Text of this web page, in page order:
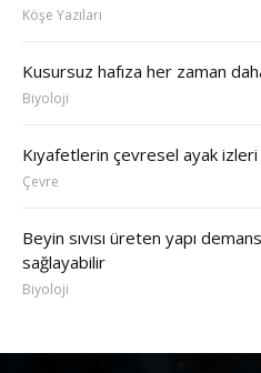
Köşe Yazıları
Kusursuz hafıza her zaman
Biyoloji
Kıyafetlerin çevresel ayak izleri
Çevre
Beyin sıvısı üreten yapı
sağlayabilir
Biyoloji